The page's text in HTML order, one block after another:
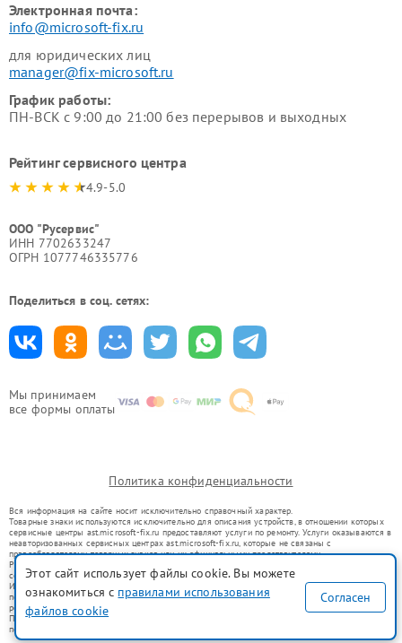
Мы принимаем
все формы оплаты
Электронная почта:
info@microsoft-fix.ru
для юридических лиц
manager@fix-microsoft.ru
График работы:
ПН-ВСК с 9:00 до 21:00 без перерывов и выходных
Рейтинг сервисного центра
4.9-5.0
ООО "Русервис"
ИНН 7702633247
ОГРН 1077746335776
Поделиться в соц. сетях:
Политика конфиденциальности
Вся информация на сайте носит исключительно справочный характер.
Товарные знаки используются исключительно для описания устройств, в отношении которых
сервисные центры ast.microsoft-fix.ru предоставляют услуги по ремонту. Услуги оказываются в
неавторизованных сервисных центрах ast.microsoft-fix.ru, которые не связаны с
правообладателями товарных знаков или их официальными представителями.
Ремонт осуществляется для устройств, уже введенных в гражданский оборот в соответствии
со статьей 1487 ГК РФ.
Использование товарных знаков не преследует цели индивидуализации услуг или введения
потребителей в заблуждение, а служит для информирования о предоставляемых услугах по
ремонту техники указанных брендов.
Представленная на сайте информация не является публичной офертой, определяемой
положениями Статьи 437(2) Гражданского кодекса РФ
Этот сайт использует файлы cookie. Вы можете
ознакомиться с правилами использования
файлов cookie
Согласен